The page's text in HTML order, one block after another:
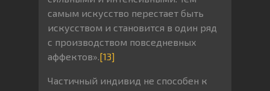
самым искусство перестает быть
искусством и становится в один ряд
с производством повседневных
аффектов».[13]
Частичный индивид не способен к